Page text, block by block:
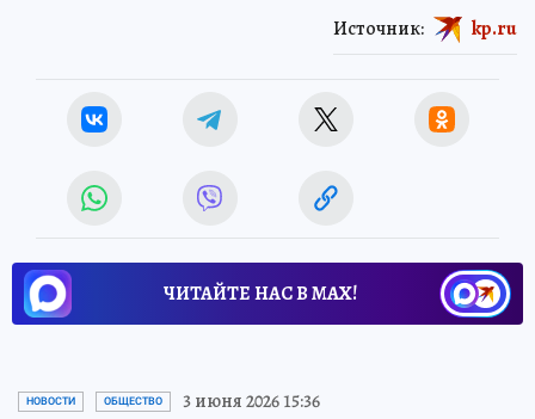
Источник: kp.ru
ЧИТАЙТЕ НАС В МАХ!
НОВОСТИ ОБЩЕСТВО 3 июня 2026 15:36